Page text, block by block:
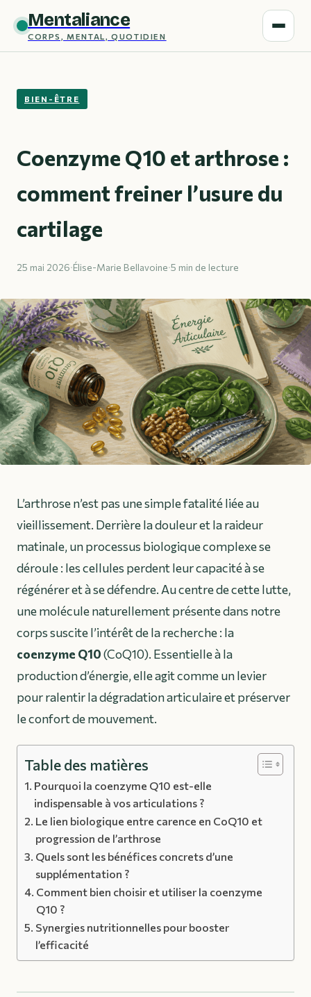
Mentaliance
CORPS, MENTAL, QUOTIDIEN
BIEN-ÊTRE
Coenzyme Q10 et arthrose :
comment freiner l’usure du
cartilage
25 mai 2026·Élise-Marie Bellavoine·5 min de lecture
L’arthrose n’est pas une simple fatalité liée au
vieillissement. Derrière la douleur et la raideur
matinale, un processus biologique complexe se
déroule : les cellules perdent leur capacité à se
régénérer et à se défendre. Au centre de cette lutte,
une molécule naturellement présente dans notre
corps suscite l’intérêt de la recherche : la
coenzyme Q10(CoQ10). Essentielle à la
production d’énergie, elle agit comme un levier
pour ralentir la dégradation articulaire et préserver
le confort de mouvement.
Table des matières
Pourquoi la coenzyme Q10 est-elle
indispensable à vos articulations ?
Le lien biologique entre carence en CoQ10 et
progression de l’arthrose
Quels sont les bénéfices concrets d’une
supplémentation ?
Comment bien choisir et utiliser la coenzyme
Q10 ?
Synergies nutritionnelles pour booster
l’efficacité